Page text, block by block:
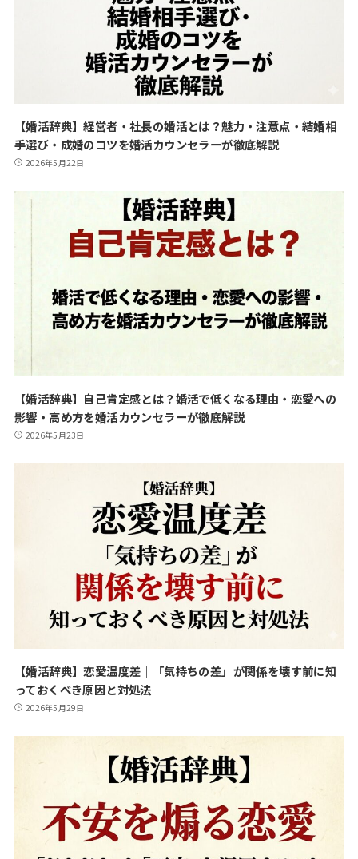
【婚活辞典】経営者・社長の婚活とは？魅力・注意点・結婚相
手選び・成婚のコツを婚活カウンセラーが徹底解説
2026年5月22日
【婚活辞典】自己肯定感とは？婚活で低くなる理由・恋愛への
影響・高め方を婚活カウンセラーが徹底解説
2026年5月23日
【婚活辞典】恋愛温度差｜「気持ちの差」が関係を壊す前に知
っておくべき原因と対処法
2026年5月29日